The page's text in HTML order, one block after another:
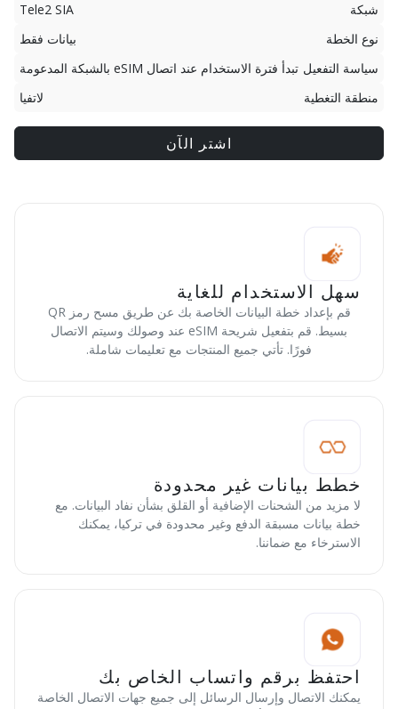
شبكة
Tele2 SIA
نوع الخطة
بيانات فقط
سياسة التفعيل تبدأ فترة الاستخدام عند اتصال eSIM بالشبكة المدعومة
منطقة التغطية
لاتفيا
اشتر الآن
سهل الاستخدام للغاية
قم بإعداد خطة البيانات الخاصة بك عن طريق مسح رمز QR
بسيط. قم بتفعيل شريحة eSIM عند وصولك وسيتم الاتصال
فورًا. تأتي جميع المنتجات مع تعليمات شاملة.
خطط بيانات غير محدودة
لا مزيد من الشحنات الإضافية أو القلق بشأن نفاد البيانات. مع
خطة بيانات مسبقة الدفع وغير محدودة في تركيا، يمكنك
الاسترخاء مع ضماننا.
احتفظ برقم واتساب الخاص بك
يمكنك الاتصال وإرسال الرسائل إلى جميع جهات الاتصال الخاصة